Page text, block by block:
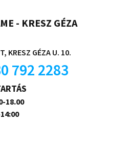
- KRESZ GÉZA
KRESZ GÉZA U. 10.
792 2283
18.00